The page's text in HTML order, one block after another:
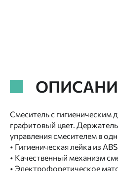
Смеситель с гигиеническим
графитовый цвет.
управления смесителем в
• Гигиеническая лейка из
• Качественный механизм
• Электрофоретическое